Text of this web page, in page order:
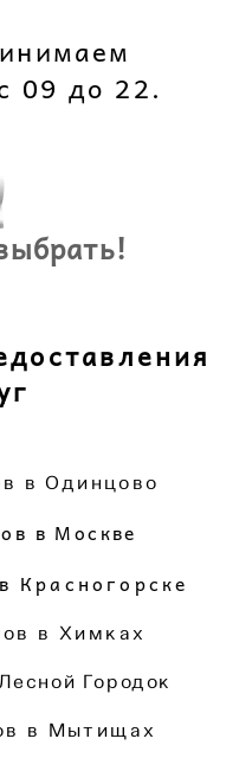
09 до 22.
в Одинцово
в Москве
Красногорске
в Химках
Городок
в Мытищах